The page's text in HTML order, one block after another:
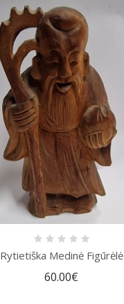
Rytietiška Medinė Figūrėlė
60.00€